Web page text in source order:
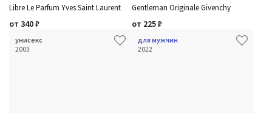
Libre Le Parfum Yves Saint Laurent
от 340₽
Gentleman Originale Givenchy
от 225₽
унисекс
2003
для мужчин
2022